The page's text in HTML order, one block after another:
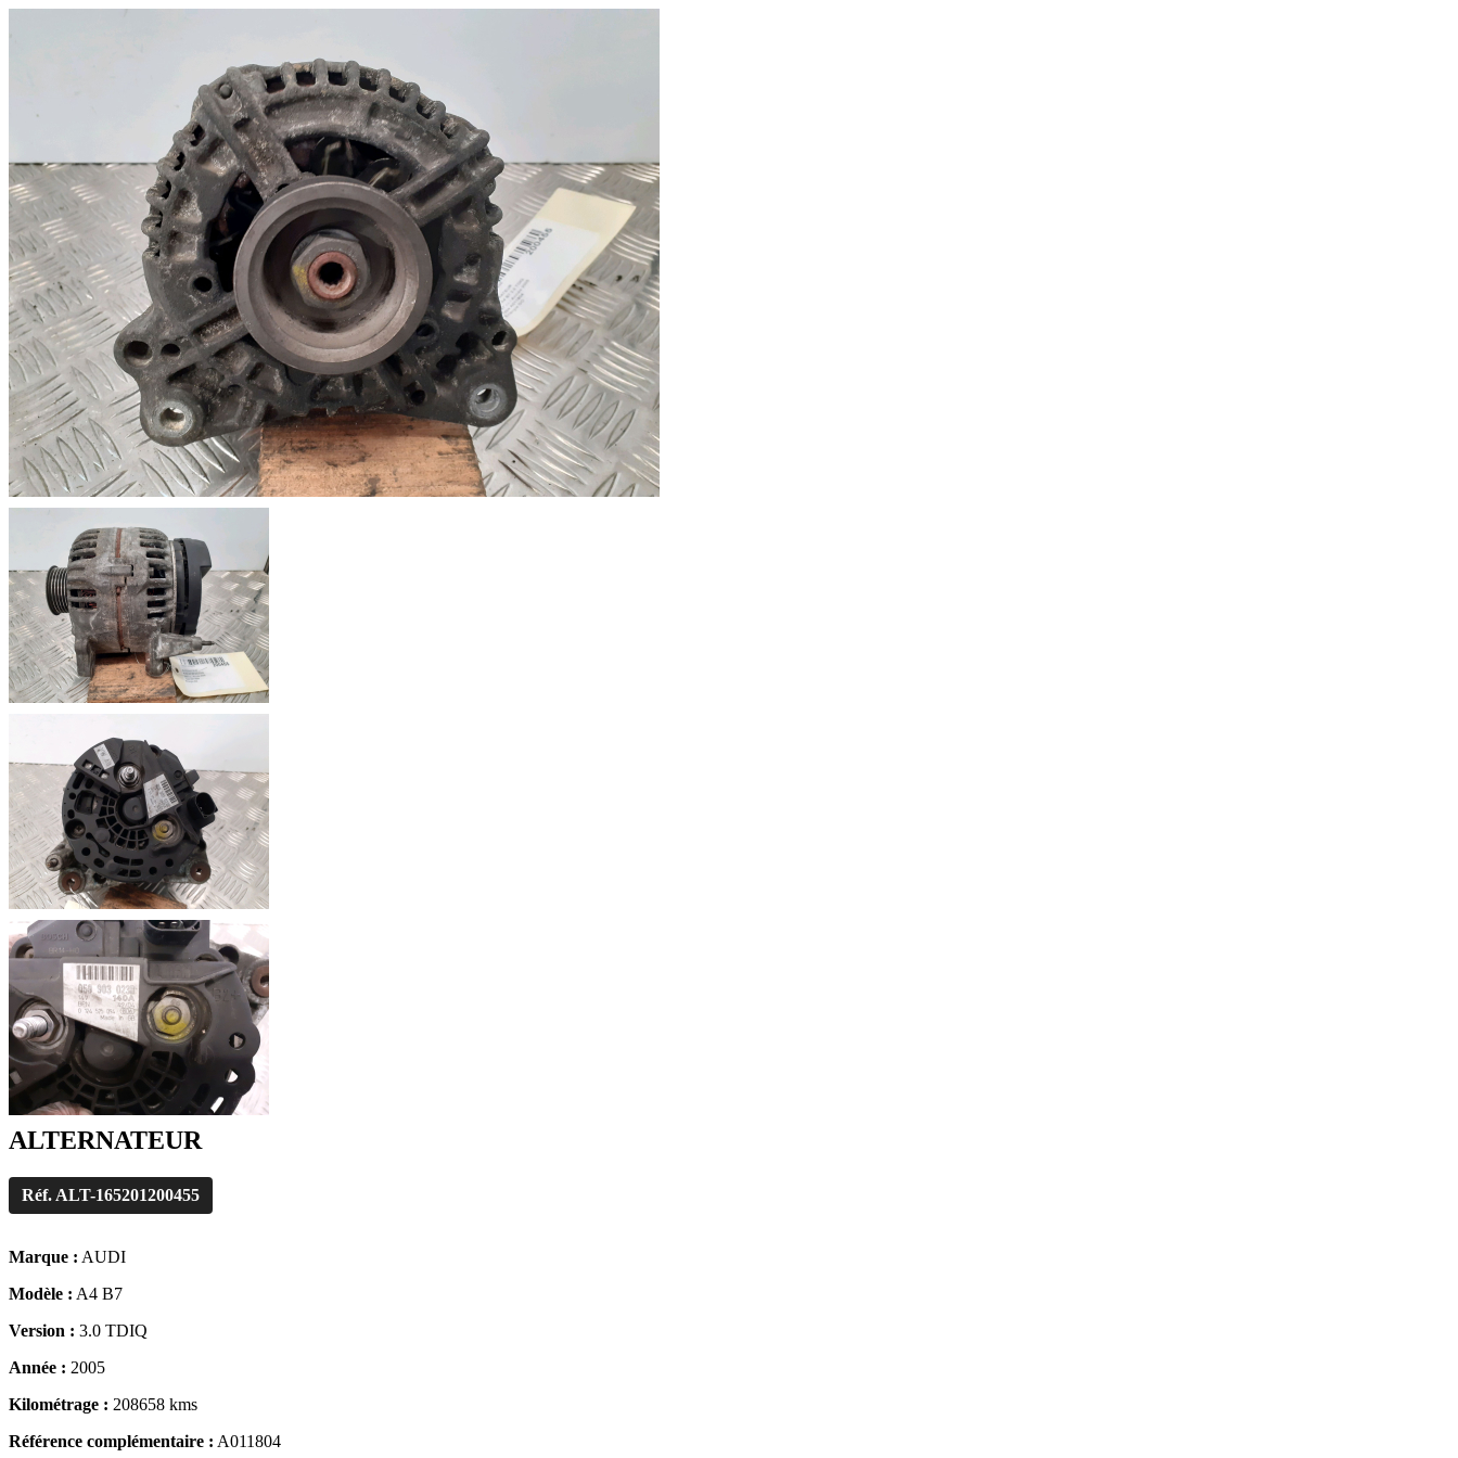
ALTERNATEUR
Réf. ALT-165201200455
Marque : AUDI
Modèle : A4 B7
Version : 3.0 TDIQ
Année : 2005
Kilométrage : 208658 kms
Référence complémentaire : A011804